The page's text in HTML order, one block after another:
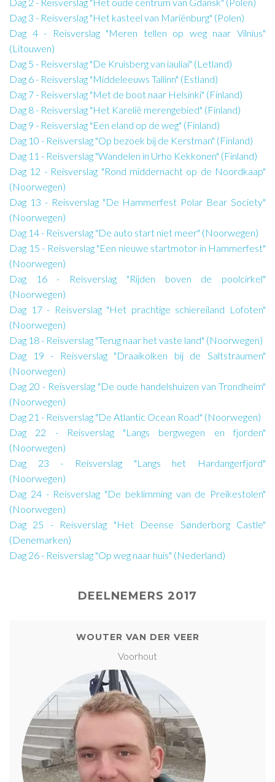
Dag 3 - Reisverslag "Het kasteel van Mariënburg" (Polen)
Dag 4 - Reisverslag "Meren tellen op weg naar Vilnius"
(Litouwen)
Dag 5 - Reisverslag "De Kruisberg van iauliai" (Letland)
Dag 6 - Reisverslag "Middeleeuws Tallinn" (Estland)
Dag 7 - Reisverslag "Met de boot naar Helsinki" (Finland)
Dag 8 - Reisverslag "Het Karelië merengebied" (Finland)
Dag 9 - Reisverslag "Een eland op de weg" (Finland)
Dag 10 - Reisverslag "Op bezoek bij de Kerstman" (Finland)
Dag 11 - Reisverslag "Wandelen in Urho Kekkonen" (Finland)
Dag 12 - Reisverslag "Rond middernacht op de Noordkaap"
(Noorwegen)
Dag 13 - Reisverslag "De Hammerfest Polar Bear Society"
(Noorwegen)
Dag 14 - Reisverslag "De auto start niet meer" (Noorwegen)
Dag 15 - Reisverslag "Een nieuwe startmotor in Hammerfest"
(Noorwegen)
Dag 16 - Reisverslag "Rijden boven de poolcirkel"
(Noorwegen)
Dag 17 - Reisverslag "Het prachtige schiereiland Lofoten"
(Noorwegen)
Dag 18 - Reisverslag "Terug naar het vaste land" (Noorwegen)
Dag 19 - Reisverslag "Draaikolken bij de Saltstraumen"
(Noorwegen)
Dag 20 - Reisverslag "De oude handelshuizen van Trondheim"
(Noorwegen)
Dag 21 - Reisverslag "De Atlantic Ocean Road" (Noorwegen)
Dag 22 - Reisverslag "Langs bergwegen en fjorden"
(Noorwegen)
Dag 23 - Reisverslag "Langs het Hardangerfjord"
(Noorwegen)
Dag 24 - Reisverslag "De beklimming van de Preikestolen"
(Noorwegen)
Dag 25 - Reisverslag "Het Deense Sønderborg Castle"
(Denemarken)
Dag 26 - Reisverslag "Op weg naar huis" (Nederland)
DEELNEMERS 2017
WOUTER VAN DER VEER
Voorhout